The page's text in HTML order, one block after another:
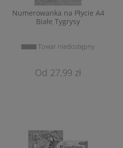
Numerowanka na Płycie A4
Białe Tygrysy
Towar niedostępny
27,99 zł